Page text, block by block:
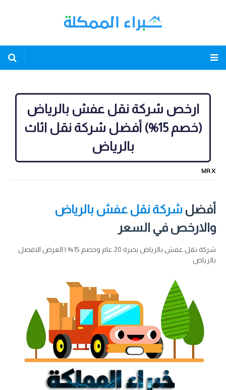
ارخص شركة نقل عفش بالرياض
(خصم 15%) أفضل شركة نقل اثاث
بالرياض
MR X
أفضل شركة نقل عفش بالرياض
والارخص في السعر
شركة نقل عفش بالرياض بخبرة 20 عام وخصم 15% | العرض الافضل
بالرياض